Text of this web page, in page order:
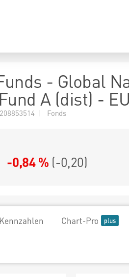
- Global
A (dist) -
| Fonds
-0,84 % (-0,20)
Chart-Pro